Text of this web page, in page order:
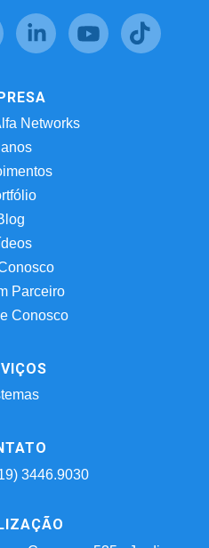
Networks
Parceiro
Conosco
3446.9030